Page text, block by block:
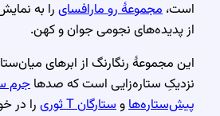
است،مجموعهٔ رو مارافسایرا به
از پدیده‌های نجومی جوان و کهن.
این مجموعهٔ رنگارنگ از ابرهای
نزدیکِ ستاره‌زایی است که صدهاجرم
پیش‌ستاره‌هاوستارگان T ثوری
را در